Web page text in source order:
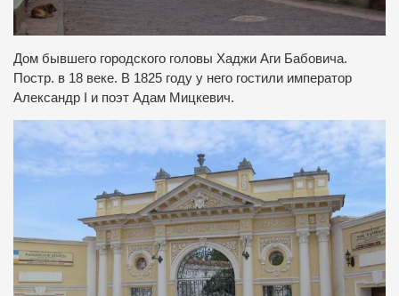
Дом бывшего городского головы Хаджи Аги Бабовича.
Постр. в 18 веке. В 1825 году у него гостили император
Александр I и поэт Адам Мицкевич.